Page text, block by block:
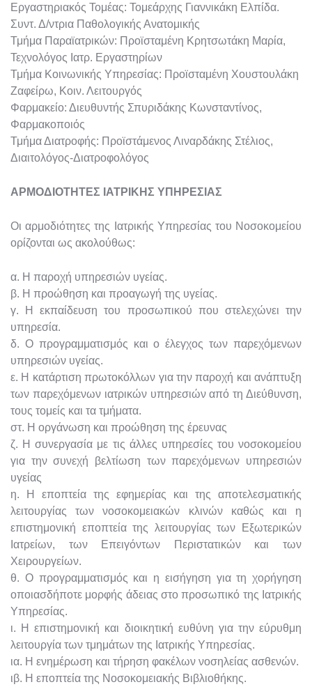
Εργαστηριακός Τομέας: Τομεάρχης Γιαννικάκη Ελπίδα.
Συντ. Δ/ντρια Παθολογικής Ανατομικής
Τμήμα Παραϊατρικών: Προϊσταμένη Κρητσωτάκη Μαρία,
Τεχνολόγος Ιατρ. Εργαστηρίων
Τμήμα Κοινωνικής Υπηρεσίας: Προϊσταμένη Χουστουλάκη
Ζαφείρω, Κοιν. Λειτουργός
Φαρμακείο: Διευθυντής Σπυριδάκης Κωνσταντίνος,
Φαρμακοποιός
Τμήμα Διατροφής: Προϊστάμενος Λιναρδάκης Στέλιος,
Διαιτολόγος-Διατροφολόγος
ΑΡΜΟΔΙΟΤΗΤΕΣ ΙΑΤΡΙΚΗΣ ΥΠΗΡΕΣΙΑΣ
Οι αρμοδιότητες της Ιατρικής Υπηρεσίας του Νοσοκομείου
ορίζονται ως ακολούθως:
α. Η παροχή υπηρεσιών υγείας.
β. Η προώθηση και προαγωγή της υγείας.
γ. Η εκπαίδευση του προσωπικού που στελεχώνει την
υπηρεσία.
δ. Ο προγραμματισμός και ο έλεγχος των παρεχόμενων
υπηρεσιών υγείας.
ε. Η κατάρτιση πρωτοκόλλων για την παροχή και ανάπτυξη
των παρεχόμενων ιατρικών υπηρεσιών από τη Διεύθυνση,
τους τομείς και τα τμήματα.
στ. Η οργάνωση και προώθηση της έρευνας
ζ. Η συνεργασία με τις άλλες υπηρεσίες του νοσοκομείου
για την συνεχή βελτίωση των παρεχόμενων υπηρεσιών
υγείας
η. Η εποπτεία της εφημερίας και της αποτελεσματικής
λειτουργίας των νοσοκομειακών κλινών καθώς και η
επιστημονική εποπτεία της λειτουργίας των Εξωτερικών
Ιατρείων, των Επειγόντων Περιστατικών και των
Χειρουργείων.
θ. Ο προγραμματισμός και η εισήγηση για τη χορήγηση
οποιασδήποτε μορφής άδειας στο προσωπικό της Ιατρικής
Υπηρεσίας.
ι. Η επιστημονική και διοικητική ευθύνη για την εύρυθμη
λειτουργία των τμημάτων της Ιατρικής Υπηρεσίας.
ια. Η ενημέρωση και τήρηση φακέλων νοσηλείας ασθενών.
ιβ. Η εποπτεία της Νοσοκομειακής Βιβλιοθήκης.